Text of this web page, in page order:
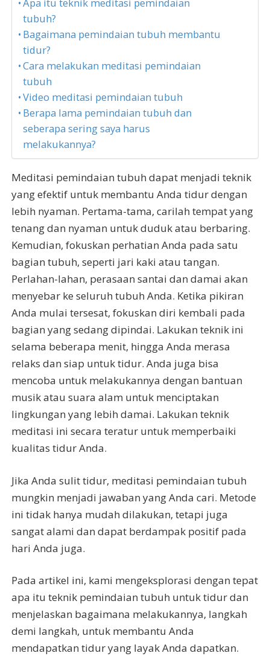
tubuh?
Bagaimana pemindaian tubuh membantu
tidur?
Cara melakukan meditasi pemindaian
tubuh
Video meditasi pemindaian tubuh
Berapa lama pemindaian tubuh dan
seberapa sering saya harus
melakukannya?
Meditasi pemindaian tubuh dapat menjadi teknik
yang efektif untuk membantu Anda tidur dengan
lebih nyaman. Pertama-tama, carilah tempat yang
tenang dan nyaman untuk duduk atau berbaring.
Kemudian, fokuskan perhatian Anda pada satu
bagian tubuh, seperti jari kaki atau tangan.
Perlahan-lahan, perasaan santai dan damai akan
menyebar ke seluruh tubuh Anda. Ketika pikiran
Anda mulai tersesat, fokuskan diri kembali pada
bagian yang sedang dipindai. Lakukan teknik ini
selama beberapa menit, hingga Anda merasa
relaks dan siap untuk tidur. Anda juga bisa
mencoba untuk melakukannya dengan bantuan
musik atau suara alam untuk menciptakan
lingkungan yang lebih damai. Lakukan teknik
meditasi ini secara teratur untuk memperbaiki
kualitas tidur Anda.
Jika Anda sulit tidur, meditasi pemindaian tubuh
mungkin menjadi jawaban yang Anda cari. Metode
ini tidak hanya mudah dilakukan, tetapi juga
sangat alami dan dapat berdampak positif pada
hari Anda juga.
Pada artikel ini, kami mengeksplorasi dengan tepat
apa itu teknik pemindaian tubuh untuk tidur dan
menjelaskan bagaimana melakukannya, langkah
demi langkah, untuk membantu Anda
mendapatkan tidur yang layak Anda dapatkan.